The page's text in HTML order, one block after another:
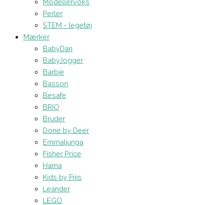
Perler
STEM - legetøj
Mærker
BabyDan
BabyJogger
Barbie
Basson
Besafe
BRIO
Bruder
Done by Deer
Emmaljunga
Fisher Price
Hama
Kids by Friis
Leander
LEGO